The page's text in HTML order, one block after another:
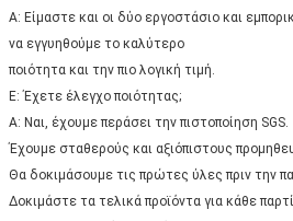
Α: Είμαστε και οι δύο εργοστάσιο και
να εγγυηθούμε το καλύτερο
ποιότητα και την πιο λογική τιμή.
Ε: Έχετε έλεγχο ποιότητας;
Α: Ναι, έχουμε περάσει την πιστοποίηση SGS.
Έχουμε σταθερούς και αξιόπιστους
Θα δοκιμάσουμε τις πρώτες ύλες πριν την
Δοκιμάστε τα τελικά προϊόντα για κάθε